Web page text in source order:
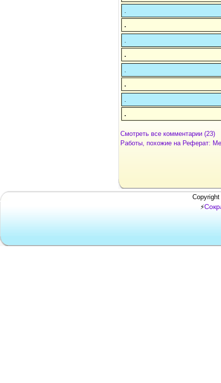
.
.
.
.
Смотреть все комментарии (23)
Работы, похожие на Реферат:
⚡